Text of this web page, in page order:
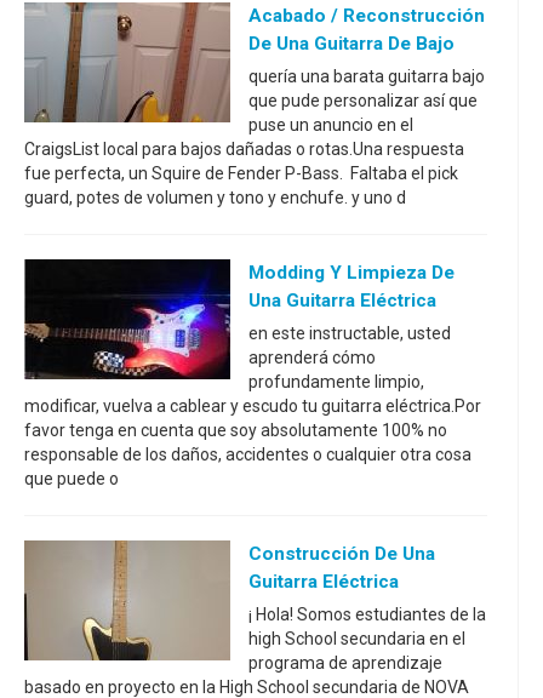
Acabado / Reconstrucción
De Una Guitarra De Bajo
quería una barata guitarra bajo
que pude personalizar así que
puse un anuncio en el
CraigsList local para bajos dañadas o rotas.Una respuesta
fue perfecta, un Squire de Fender P-Bass. Faltaba el pick
guard, potes de volumen y tono y enchufe. y uno d
Modding Y Limpieza De
Una Guitarra Eléctrica
en este instructable, usted
aprenderá cómo
profundamente limpio,
modificar, vuelva a cablear y escudo tu guitarra eléctrica.Por
favor tenga en cuenta que soy absolutamente 100% no
responsable de los daños, accidentes o cualquier otra cosa
que puede o
Construcción De Una
Guitarra Eléctrica
¡ Hola! Somos estudiantes de la
high School secundaria en el
programa de aprendizaje
basado en proyecto en la High School secundaria de NOVA